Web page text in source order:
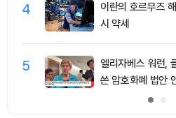
4
이란의 호르무즈
시 약세
5
엘리자베스 워런,
쓴 암호화폐 법안